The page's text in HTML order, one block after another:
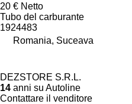
20 € Netto
Tubo del carburante
1924483
Romania, Suceava
DEZSTORE S.R.L.
14 anni su Autoline
Contattare il venditore